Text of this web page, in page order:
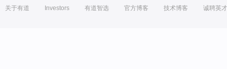
关于有道 Investors 有道智选 官方博客 技术博客 诚聘英才